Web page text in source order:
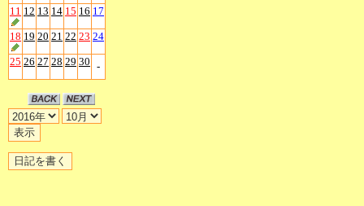
11 12 13 14 15 16 17
18 19 20 21 22 23 24
25 26 27 28 29 30 -